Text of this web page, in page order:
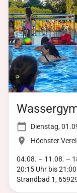
Gewinner warten.
Genießt Gegrilltes,
das Wetter uns
das Fest in die
weitergehen kann.
gemeinsam einen
vorbei und feiert
Erinnerung bleibt!
Dienstag,
Höchster
04.08. – 11.08. –
20:15 Uhr bis
Strandbad 1,